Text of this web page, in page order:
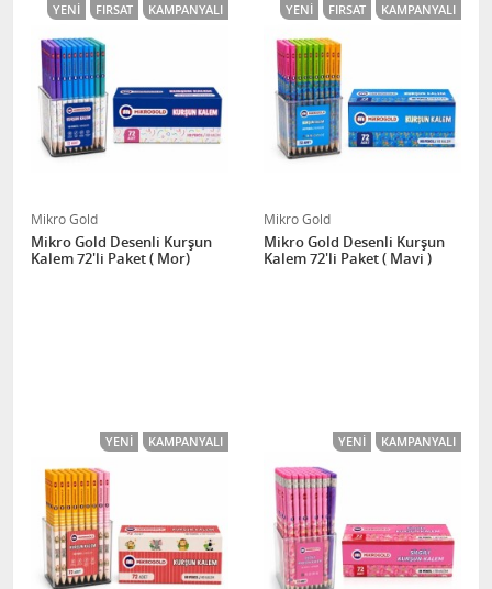
YENI FIRSAT KAMPANYALI
Mikro Gold
Mikro Gold Desenli Kurşun
Kalem 72'li Paket ( Mor)
YENI FIRSAT KAMPANYALI
Mikro Gold
Mikro Gold Desenli Kurşun
Kalem 72'li Paket ( Mavi )
YENI KAMPANYALI YENI KAMPANYALI